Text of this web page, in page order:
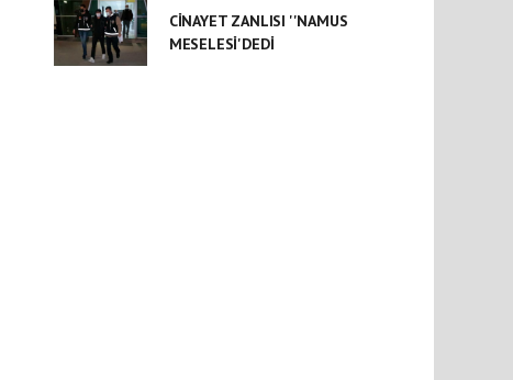
CİNAYET ZANLISI ''NAMUS
MESELESİ'DEDİ